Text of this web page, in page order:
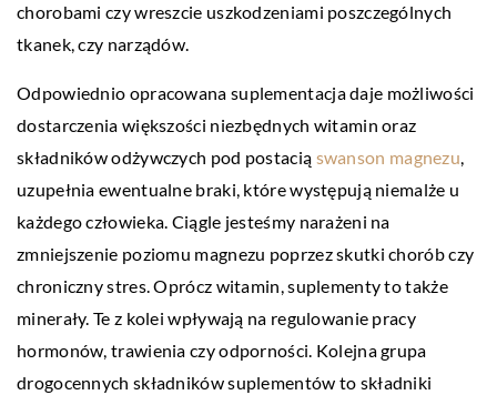
chorobami czy wreszcie uszkodzeniami poszczególnych
tkanek, czy narządów.
Odpowiednio opracowana suplementacja daje możliwości
dostarczenia większości niezbędnych witamin oraz
składników odżywczych pod postacią swanson magnezu,
uzupełnia ewentualne braki, które występują niemalże u
każdego człowieka. Ciągle jesteśmy narażeni na
zmniejszenie poziomu magnezu poprzez skutki chorób czy
chroniczny stres. Oprócz witamin, suplementy to także
minerały. Te z kolei wpływają na regulowanie pracy
hormonów, trawienia czy odporności. Kolejna grupa
drogocennych składników suplementów to składniki